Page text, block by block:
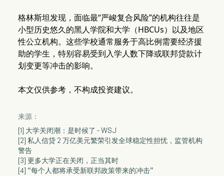
格林斯坦发现，面临最“严峻复合风险”的机构往往是
小型历史悠久的黑人学院和大学（HBCUs）以及地区
性公立机构。这些学校通常服务于高比例需要经济援
助的学生，特别容易受到入学人数下降或联邦贷款计
划变更等冲击的影响。
本文仅供参考，不构成投资建议。
来源：
[1] 大学关闭潮：是时候了 - WSJ
[2] 私人信贷 2 万亿美元繁荣引发全球稳定性担忧，监管机构
警告
[3] 更多大学正在关闭，正当其时
[4] “每个人都将承受新联邦政策带来的冲击”